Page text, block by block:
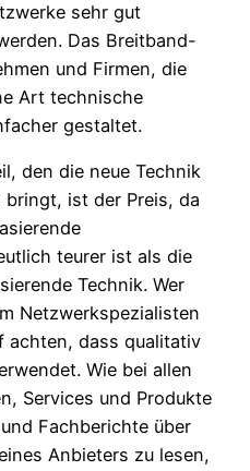
sehr gut
Das Breitband-
und Firmen, die
Art technische
gestaltet.
den die neue Technik
ist der Preis, da
teurer ist als die
Technik. Wer
Netzwerkspezialisten
achten, dass qualitativ
Wie bei allen
Services und Produkte
Fachberichte über
Anbieters zu lesen,